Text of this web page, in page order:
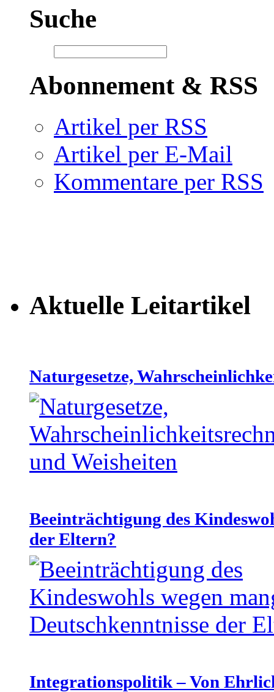
Suche
Abonnement & RSS
Artikel per RSS
Artikel per E-Mail
Kommentare per RSS
Aktuelle Leitartikel
Naturgesetze,
Beeinträchtigung des
der Eltern?
Integrationspolitik – Von